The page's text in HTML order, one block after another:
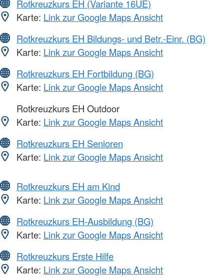
Rotkreuzkurs EH (Variante 16UE)
Karte: Link zur Google Maps Ansicht
Rotkreuzkurs EH Bildungs- und Betr.-Einr. (BG)
Karte: Link zur Google Maps Ansicht
Rotkreuzkurs EH Fortbildung (BG)
Karte: Link zur Google Maps Ansicht
Rotkreuzkurs EH Outdoor
Karte: Link zur Google Maps Ansicht
Rotkreuzkurs EH Senioren
Karte: Link zur Google Maps Ansicht
Rotkreuzkurs EH am Kind
Karte: Link zur Google Maps Ansicht
Rotkreuzkurs EH-Ausbildung (BG)
Karte: Link zur Google Maps Ansicht
Rotkreuzkurs Erste Hilfe
Karte: Link zur Google Maps Ansicht